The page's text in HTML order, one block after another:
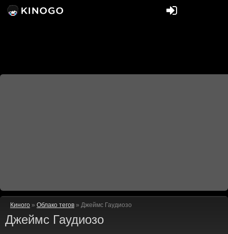
Киного » Облако тегов » Джеймс Гаудиозо
Джеймс Гаудиозо